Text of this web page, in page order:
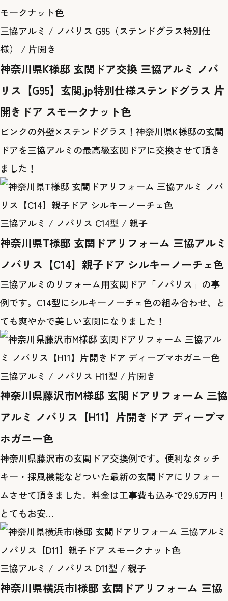
三協アルミ / ノバリス G95（ステンドグラス特別仕
様） / 片開き
神奈川県K様邸 玄関ドア交換 三協アルミ ノバ
リス【G95】玄関.jp特別仕様ステンドグラス 片
開きドア スモークナット色
ピンクの外壁✕ステンドグラス！神奈川県K様邸の玄関
ドアを三協アルミの最高級玄関ドアに交換させて頂き
ました！
三協アルミ / ノバリス C14型 / 親子
神奈川県T様邸 玄関ドアリフォーム 三協アルミ
ノバリス【C14】親子ドア シルキーノーチェ色
三協アルミのリフォーム用玄関ドア「ノバリス」の事
例です。C14型にシルキーノーチェ色の組み合わせ、と
ても爽やかで美しい玄関になりました！
三協アルミ / ノバリス H11型 / 片開き
神奈川県藤沢市M様邸 玄関ドアリフォーム 三協
アルミ ノバリス【H11】片開きドア ディープマ
ホガニー色
神奈川県藤沢市の玄関ドア交換例です。便利なタッチ
キー・採風機能などついた最新の玄関ドアにリフォー
ムさせて頂きました。料金は工事費も込みで29.6万円！
とてもお安…
三協アルミ / ノバリス D11型 / 親子
神奈川県横浜市I様邸 玄関ドアリフォーム 三協